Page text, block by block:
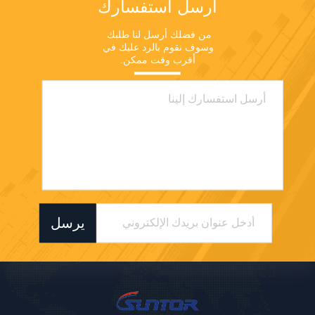
أرسل استفسارك
أقرب وقت ممكن.
يرسل